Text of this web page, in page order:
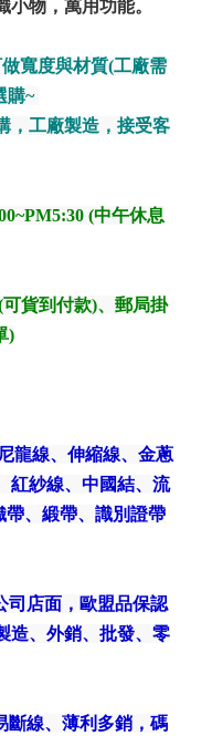
物，萬用功能。
寬度與材質(工廠需
購~
，工廠製造，接受客
(中午休息
貨到付款)、郵局掛
)
龍線、伸縮線、金蔥
紅紗線、中國結、流
、緞帶、識別證帶
司店面，歐盟品保認
造、外銷、批發、零
斷線、薄利多銷，碼